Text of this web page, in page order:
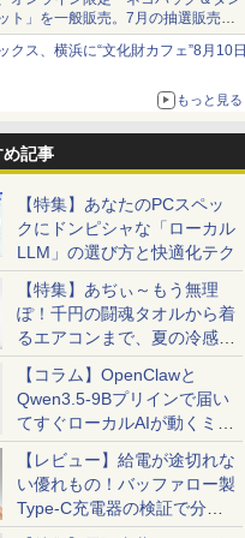
ト」を一般販売。7月の抽選販売の
クス、横浜に“文化財カフェ”8月10日
もっと見る
め記事
【特集】あなたのPCスペッ
クにドンピシャな「ローカル
LLM」の選び方と快適化テク
【特集】あぢぃ～もう無理
ぽ！千円の闘魂タオルから着
るエアコンまで、夏の冷感グ
ッズ一挙紹介
【コラム】OpenClawと
Qwen3.5-9Bプリインで届い
てすぐローカルAIが動くミニ
PC「SER9 Pro」
【レビュー】給電が途切れな
い優れもの！バッファロー製
Type-C充電器の検証で分か
ったこと